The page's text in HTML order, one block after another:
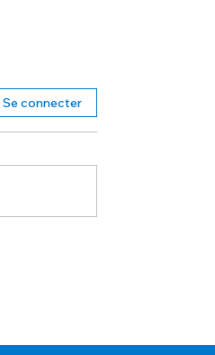
Se connecter